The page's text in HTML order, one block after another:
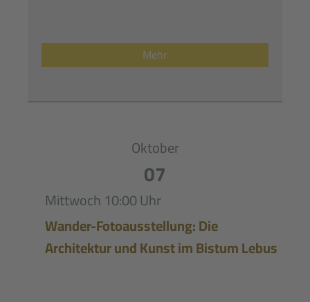
Mehr
Oktober
07
Mittwoch 10:00 Uhr
Wander-Fotoausstellung: Die
Architektur und Kunst im Bistum Lebus